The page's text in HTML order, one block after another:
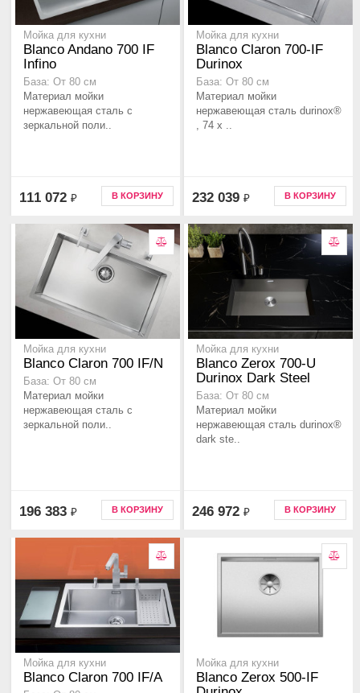
Мойка для кухни
Blanco Andano 700 IF
Infino
База: От 80 см
Материал мойки
нержавеющая сталь с
зеркальной поли..
111 072 ₽ В КОРЗИНУ
Мойка для кухни
Blanco Claron 700-IF
Durinox
База: От 80 см
Материал мойки
нержавеющая сталь durinox®
, 74 x ..
232 039 ₽ В КОРЗИНУ
Мойка для кухни
Blanco Claron 700 IF/N
База: От 80 см
Материал мойки
нержавеющая сталь с
зеркальной поли..
196 383 ₽ В КОРЗИНУ
Мойка для кухни
Blanco Zerox 700-U
Durinox Dark Steel
База: От 80 см
Материал мойки
нержавеющая сталь durinox®
dark ste..
246 972 ₽ В КОРЗИНУ
Мойка для кухни
Blanco Claron 700 IF/A
Мойка для кухни
Blanco Zerox 500-IF